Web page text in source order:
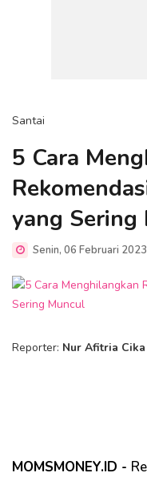
Santai
5 Cara
yang Sering
Senin, 06 Februari
Reporter: Nur Afitria Cika
MOMSMONEY.ID -